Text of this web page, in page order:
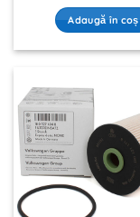
Adaugă în coș